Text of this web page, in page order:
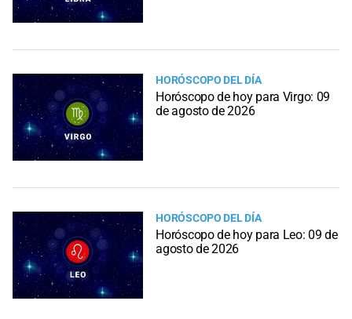
HORÓSCOPO DEL DÍA
Horóscopo de hoy para Virgo: 09
de agosto de 2026
HORÓSCOPO DEL DÍA
Horóscopo de hoy para Leo: 09 de
agosto de 2026